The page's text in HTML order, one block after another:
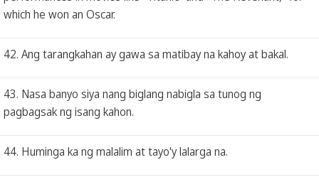
which he won an Oscar.
42. Ang tarangkahan ay gawa sa matibay na kahoy at bakal.
43. Nasa banyo siya nang biglang nabigla sa tunog ng
pagbagsak ng isang kahon.
44. Huminga ka ng malalim at tayo'y lalarga na.